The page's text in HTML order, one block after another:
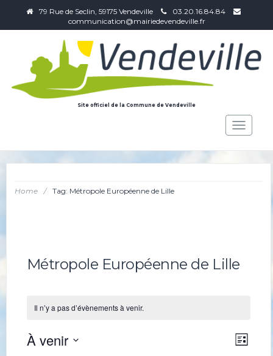
79 Rue de Seclin, 59175 Vendeville
03.20.16.84.84
communication@mairiedevendeville.fr
Site officiel de la Commune de Vendeville
Toggle
Home / Tag: Métropole Européenne de Lille
Métropole Européenne de Lille
Il n’y a pas d’évènements à venir.
Liste
À venir